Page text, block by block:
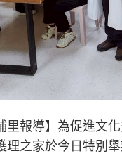
里報導】為促進文
理之家於今日特別